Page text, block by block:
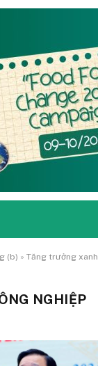
(b) » Tăng trưởng xanh
NGHIỆP